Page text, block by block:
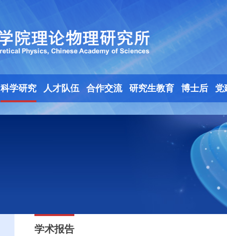
科学研究 人才队伍 合作交流 研究生教育 博士后 党
学术报告